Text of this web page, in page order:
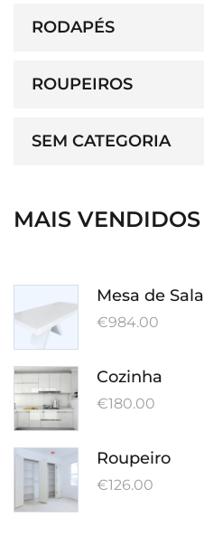
RODAPÉS
ROUPEIROS
SEM CATEGORIA
MAIS VENDIDOS
Mesa de Sala
€984.00
Cozinha
€180.00
Roupeiro
€126.00